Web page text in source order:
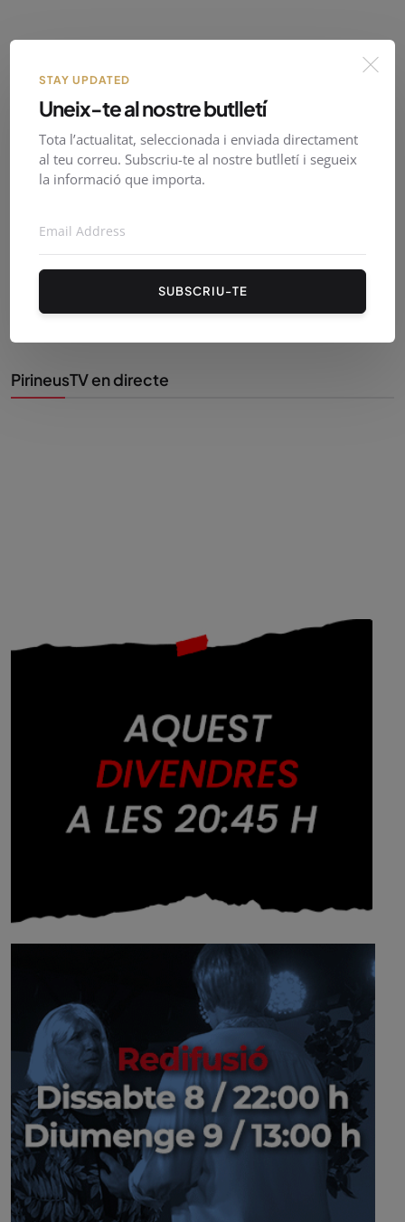
Patrocinat
PirineusTV en directe
STAY UPDATED
Uneix-te al nostre butlletí
Tota l’actualitat, seleccionada i enviada directament
al teu correu. Subscriu-te al nostre butlletí i segueix
la informació que importa.
SUBSCRIU-TE